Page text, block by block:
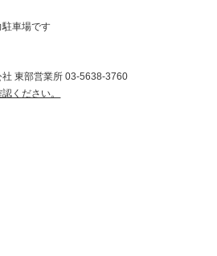
車場です
社 東部営業所 03-5638-3760
ください。